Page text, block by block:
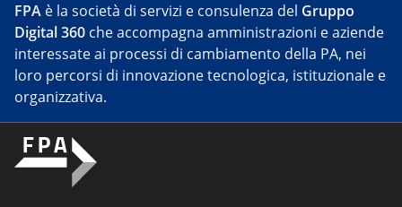
FPA è la società di servizi e consulenza del Gruppo
Digital 360 che accompagna amministrazioni e aziende
interessate ai processi di cambiamento della PA, nei
loro percorsi di innovazione tecnologica, istituzionale e
organizzativa.